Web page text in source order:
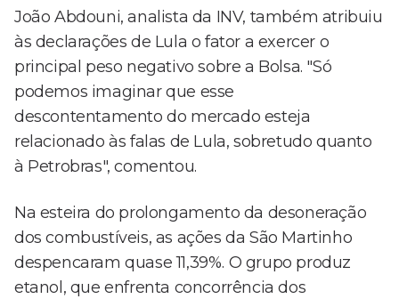
João Abdouni, analista da INV, também atribuiu
às declarações de Lula o fator a exercer o
principal peso negativo sobre a Bolsa. "Só
podemos imaginar que esse
descontentamento do mercado esteja
relacionado às falas de Lula, sobretudo quanto
à Petrobras", comentou.
Na esteira do prolongamento da desoneração
dos combustíveis, as ações da São Martinho
despencaram quase 11,39%. O grupo produz
etanol, que enfrenta concorrência dos